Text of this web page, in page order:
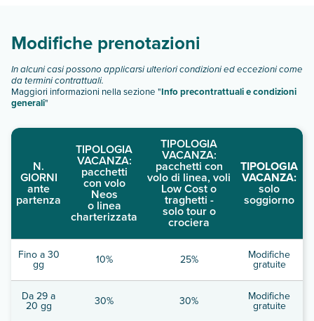
Modifiche prenotazioni
In alcuni casi possono applicarsi ulteriori condizioni ed eccezioni come
da termini contrattuali.
Maggiori informazioni nella sezione "Info precontrattuali e condizioni
generali"
N.
GIORNI
ante
partenza
TIPOLOGIA
VACANZA:
pacchetti
con volo
Neos
o linea
charterizzata
TIPOLOGIA
VACANZA:
pacchetti con
volo di linea, voli
Low Cost o
traghetti -
solo tour o
crociera
TIPOLOGIA
VACANZA:
solo
soggiorno
Fino a 30
gg 10% 25% Modifiche
gratuite
Da 29 a
20 gg 30% 30% Modifiche
gratuite